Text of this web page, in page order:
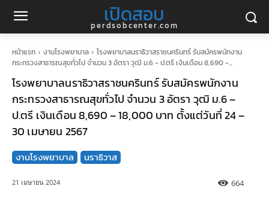
เปิดสอบ
perdsobcenter.com
หน้าแรก งานโรงพยาบาล
โรงพยาบาลนราธิวาสราชนครินทร์ รับสมัครพนักงาน
กระทรวงสาธารณสุขทั่วไป จำนวน 3 อัตรา วุฒิ ม.6 - ป.ตรี เงินเดือน 8,690 -...
โรงพยาบาลนราธิวาสราชนครินทร์ รับสมัครพนักงาน
กระทรวงสาธารณสุขทั่วไป จำนวน 3 อัตรา วุฒิ ม.6 –
ป.ตรี เงินเดือน 8,690 – 18,000 บาท ตั้งแต่วันที่ 24 –
30 เมษายน 2567
งานโรงพยาบาล นราธิวาส
21 เมษายน 2024 664